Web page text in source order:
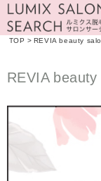
TOP > REVIA beauty
REVIA